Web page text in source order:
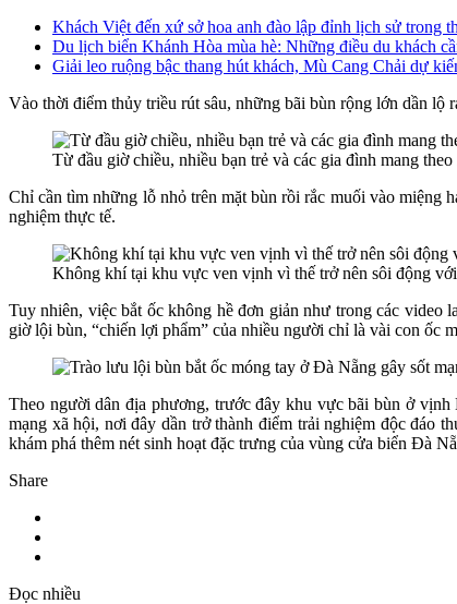
Khách Việt đến xứ sở hoa anh đào lập đỉnh lịch sử trong
Du lịch biển Khánh Hòa mùa hè: Những điều du khách
Giải leo ruộng bậc thang hút khách, Mù Cang Chải dự
Vào thời điểm thủy triều rút sâu, những bãi bùn rộng lớn dần lộ
Từ đầu giờ chiều, nhiều bạn trẻ và các gia đình mang
Chỉ cần tìm những lỗ nhỏ trên mặt bùn rồi rắc muối vào miệng
nghiệm thực tế.
Không khí tại khu vực ven vịnh vì thế trở nên sôi động
Tuy nhiên, việc bắt ốc không hề đơn giản như trong các video
giờ lội bùn, “chiến lợi phẩm” của nhiều người chỉ là vài con ốc
Theo người dân địa phương, trước đây khu vực bãi bùn ở
mạng xã hội, nơi đây dần trở thành điểm trải nghiệm độc đáo
khám phá thêm nét sinh hoạt đặc trưng của vùng cửa biển Đà
Share
Đọc nhiều